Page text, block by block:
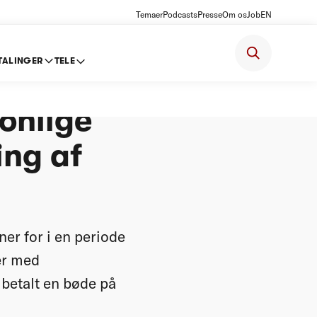
TemaerPodcastsPresseOm osJobEN
TELE
af
for i en periode
med
en bøde på